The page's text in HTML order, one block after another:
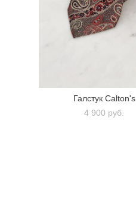
Галстук Calton's
4 900 pуб.